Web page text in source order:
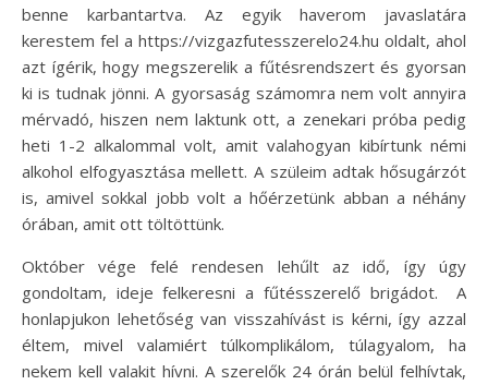
benne karbantartva. Az egyik haverom javaslatára
kerestem fel a https://vizgazfutesszerelo24.hu oldalt, ahol
azt ígérik, hogy megszerelik a fűtésrendszert és gyorsan
ki is tudnak jönni. A gyorsaság számomra nem volt annyira
mérvadó, hiszen nem laktunk ott, a zenekari próba pedig
heti 1-2 alkalommal volt, amit valahogyan kibírtunk némi
alkohol elfogyasztása mellett. A szüleim adtak hősugárzót
is, amivel sokkal jobb volt a hőérzetünk abban a néhány
órában, amit ott töltöttünk.
Október vége felé rendesen lehűlt az idő, így úgy
gondoltam, ideje felkeresni a fűtésszerelő brigádot. A
honlapjukon lehetőség van visszahívást is kérni, így azzal
éltem, mivel valamiért túlkomplikálom, túlagyalom, ha
nekem kell valakit hívni. A szerelők 24 órán belül felhívtak,